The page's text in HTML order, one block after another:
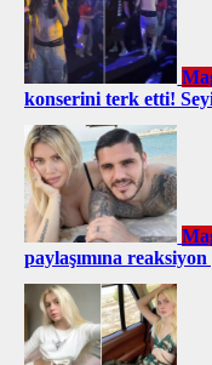
konserini terk etti!
paylaşımına reaksiyon